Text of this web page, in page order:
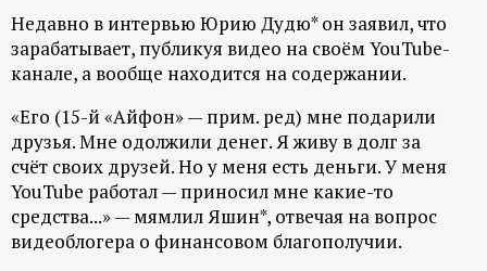
о
р
т
а
л
Недавно в интервью Юрию Дудю* он заявил, что
зарабатывает, публикуя видео на своём YouTube-
канале, а вообще находится на содержании.
«Его (15-й «Айфон» — прим. ред) мне подарили
друзья. Мне одолжили денег. Я живу в долг за
счёт своих друзей. Но у меня есть деньги. У меня
YouTube работал — приносил мне какие-то
средства...» — мямлил Яшин*, отвечая на вопрос
видеоблогера о финансовом благополучии.